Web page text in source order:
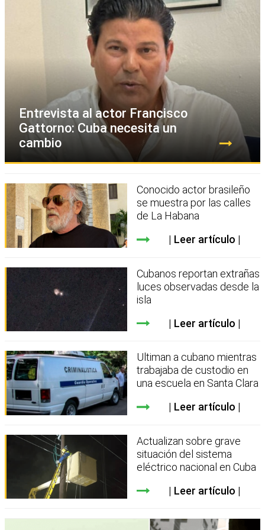
Entrevista al actor Francisco
Gattorno: Cuba necesita un
cambio
Conocido actor brasileño
se muestra por las calles
de La Habana
Leer artículo
Cubanos reportan extrañas
luces observadas desde la
isla
Leer artículo
Ultiman a cubano mientras
trabajaba de custodio en
una escuela en Santa Clara
Leer artículo
Actualizan sobre grave
situación del sistema
eléctrico nacional en Cuba
Leer artículo